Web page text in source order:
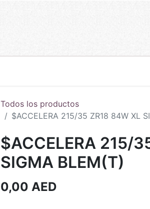
Todos los productos
$ACCELERA 215/35 ZR18 84W XL
$ACCELERA 215/
SIGMA BLEM(T)
0,00 AED